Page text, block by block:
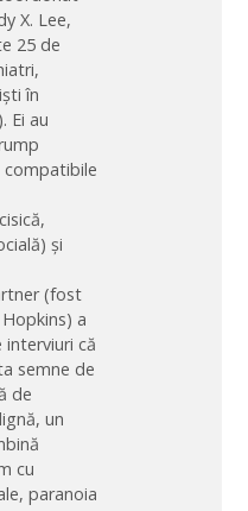
X. Lee,
25 de
în
Ei au
și
(fost
a
interviuri că
semne de
de
un
cu
paranoia